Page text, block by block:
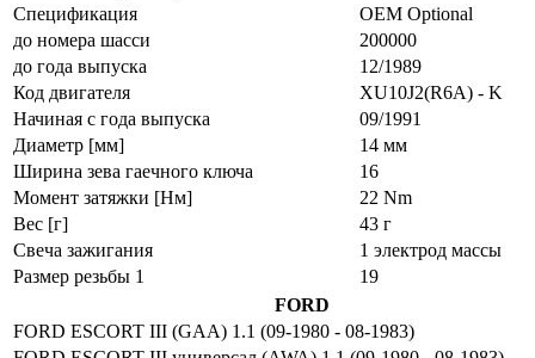
Спецификация
OEM Optional
до номера шасси
200000
до года выпуска
12/1989
Код двигателя
XU10J2(R6A) - K
Начиная с года выпуска
09/1991
Диаметр [мм]
14 мм
Ширина зева гаечного ключа
16
Момент затяжки [Нм]
22 Nm
Вес [г]
43 г
Свеча зажигания
1 электрод массы
Размер резьбы 1
19
FORD
FORD ESCORT III (GAA) 1.1 (09-1980 - 08-1983)